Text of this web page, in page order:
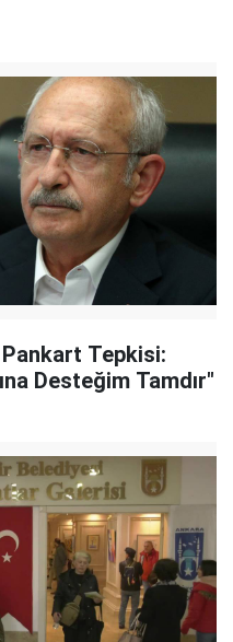
Pankart Tepkisi:
Desteğim Tamdır"